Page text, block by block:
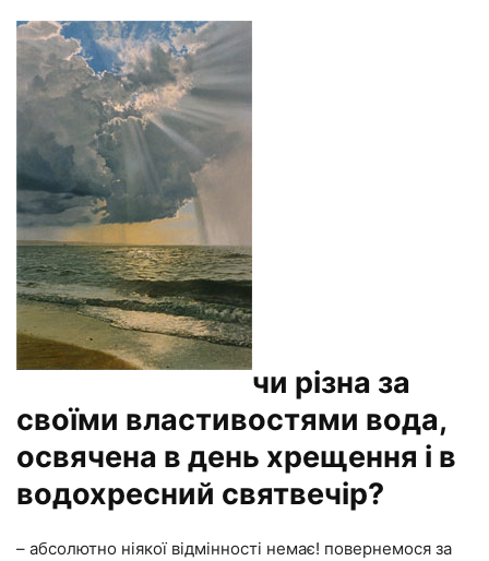
чи різна за
своїми властивостями вода,
освячена в день хрещення і в
водохресний святвечір?
– абсолютно ніякої відмінності немає! повернемося за